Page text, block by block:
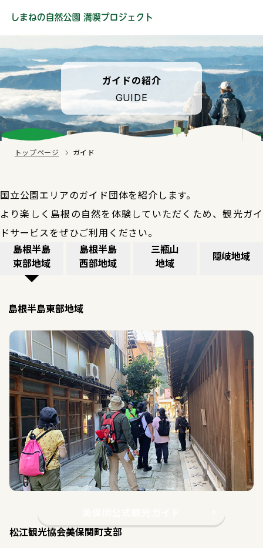
ガイドの紹介
GUIDE
トップページ ガイド
国立公園エリアのガイド団体を紹介します。
より楽しく島根の自然を体験していただくため、観光ガイ
ドサービスをぜひご利用ください。
島根半島
東部地域
島根半島
西部地域
三瓶山
地域
隠岐地域
島根半島東部地域
松江観光協会美保関町支部